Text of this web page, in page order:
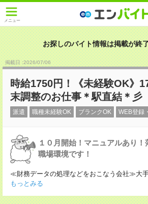
メニュー
お探しのバイト情報は掲載が終
掲載日 :2026/07/06
時給1750円！《未経験OK》
末調整のお仕事＊駅直結＊彡
派遣 職種未経験OK ブランクOK WEB登録
１０月開始！マニュアルあり
職場環境です！
≪財務データの処理などをおこなう会社≫大
もっとみる